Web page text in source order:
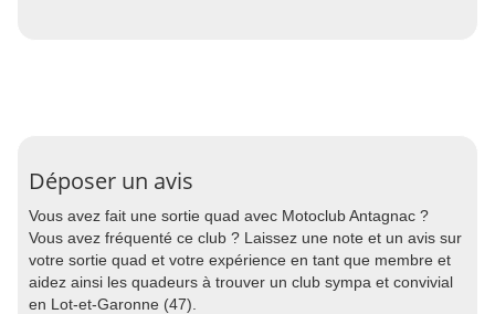
Déposer un avis
Vous avez fait une sortie quad avec Motoclub Antagnac ?
Vous avez fréquenté ce club ? Laissez une note et un avis sur
votre sortie quad et votre expérience en tant que membre et
aidez ainsi les quadeurs à trouver un club sympa et convivial
en Lot-et-Garonne (47).